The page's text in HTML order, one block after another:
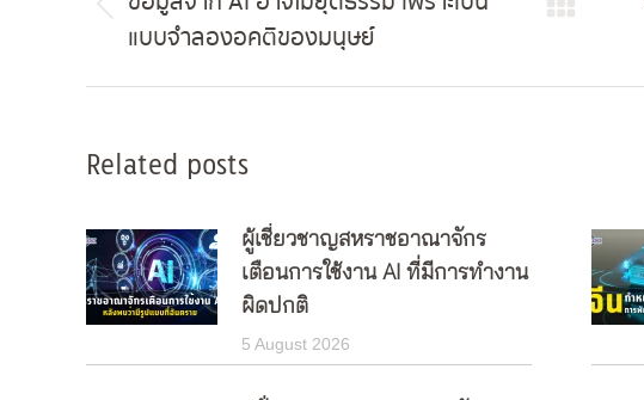
Previous
post:
แบบจำลองอคติของมนุษย์
Related posts
ผู้เชี่ยวชาญสหราชอาณาจักร
เตือนการใช้งาน AI ที่มีการทำงาน
ผิดปกติ
5 August 2026